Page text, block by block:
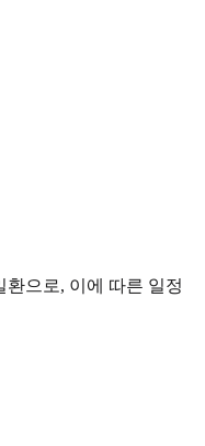
으로, 이에 따른 일정